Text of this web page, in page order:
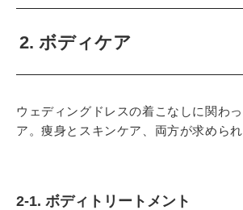
2. ボディケア
ウェディングドレスの着こなしに関わ
ア。痩身とスキンケア、両方が求められ
2-1. ボディトリートメント